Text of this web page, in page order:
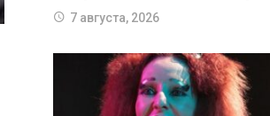
7 августа, 2026